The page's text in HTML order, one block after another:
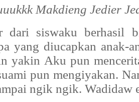
Makdieng Jedier
dari siswaku berhasil
yang diucapkan anak-
yakin Aku pun
pun mengiyakan.
ngik ngik. Wadidaw